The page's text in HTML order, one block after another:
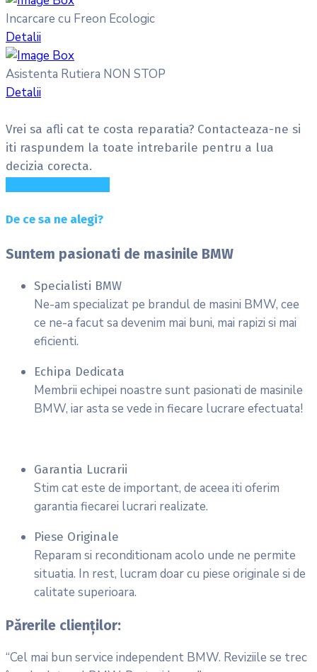
Incarcare cu Freon Ecologic
Detalii
Asistenta Rutiera NON STOP
Detalii
Vrei sa afli cat te costa reparatia? Contacteaza-ne si
iti raspundem la toate intrebarile pentru a lua
decizia corecta.
De ce sa ne alegi?
Suntem pasionati de masinile BMW
Specialisti BMW
Ne-am specializat pe brandul de masini BMW, cee
ce ne-a facut sa devenim mai buni, mai rapizi si mai
eficienti.
Echipa Dedicata
Membrii echipei noastre sunt pasionati de masinile
BMW, iar asta se vede in fiecare lucrare efectuata!
Garantia Lucrarii
Stim cat este de important, de aceea iti oferim
garantia fiecarei lucrari realizate.
Piese Originale
Reparam si reconditionam acolo unde ne permite
situatia. In rest, lucram doar cu piese originale si de
calitate superioara.
Părerile clienților:
“Cel mai bun service independent BMW. Reviziile se trec